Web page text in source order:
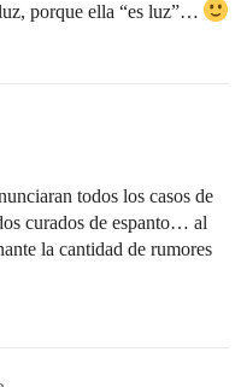
porque ella “es luz”…
todos los casos de
curados de espanto… al
la cantidad de rumores